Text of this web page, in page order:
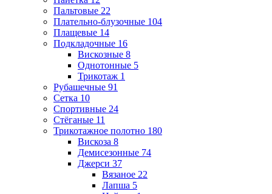
Пальтовые 22
Плательно-блузочные 104
Плащевые 14
Подкладочные 16
Вискозные 8
Однотонные 5
Трикотаж 1
Рубашечные 91
Сетка 10
Спортивные 24
Стёганые 11
Трикотажное полотно 180
Вискоза 8
Демисезонные 74
Джерси 37
Вязаное 22
Лапша 5